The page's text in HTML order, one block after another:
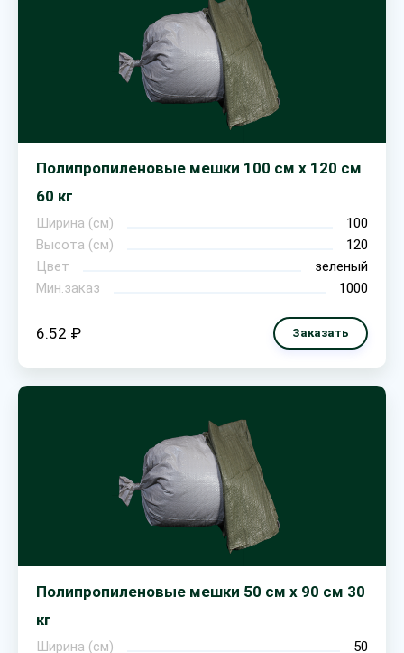
Полипропиленовые мешки 100 см х 120 см
60 кг
Ширина (см)
100
Высота (см)
120
Цвет
зеленый
Мин.заказ
1000
6.52 ₽ Заказать
Полипропиленовые мешки 50 см х 90 см 30
кг
Ширина (см)
50